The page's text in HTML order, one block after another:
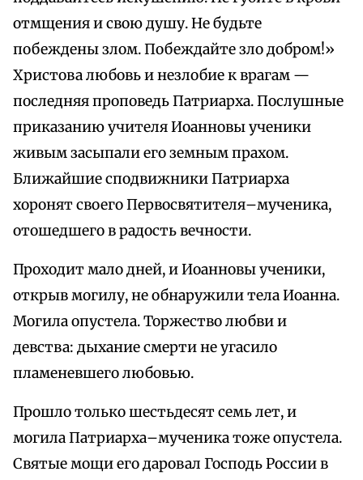
отмщения и свою душу. Не будьте
побеждены злом. Побеждайте зло добром!»
Христова любовь и незлобие к врагам —
последняя проповедь Патриарха. Послушные
приказанию учителя Иоанновы ученики
живым засыпали его земным прахом.
Ближайшие сподвижники Патриарха
хоронят своего Первосвятителя–мученика,
отошедшего в радость вечности.
Проходит мало дней, и Иоанновы ученики,
открыв могилу, не обнаружили тела Иоанна.
Могила опустела. Торжество любви и
девства: дыхание смерти не угасило
пламеневшего любовью.
Прошло только шестьдесят семь лет, и
могила Патриарха–мученика тоже опустела.
Святые мощи его даровал Господь России в